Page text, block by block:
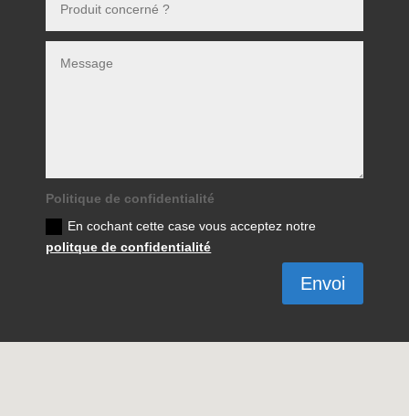
Politique de confidentialité
En cochant cette case vous acceptez notre
politque de confidentialité
Envoi